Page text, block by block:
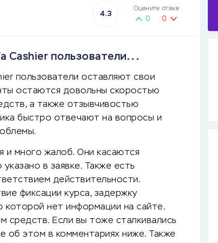
4.3
Оцените отзыв
0 0
Cashier пользователи...
пользователи оставляют свои
остаются довольны скоростью
а также отзывчивостью
быстро отвечают на вопросы и
и много жалоб. Они касаются
в заявке. Также есть
действительности.
фиксации курса, задержку
которой нет информации на сайте.
средств. Если вы тоже сталкивались
об этом в комментариях ниже. Также